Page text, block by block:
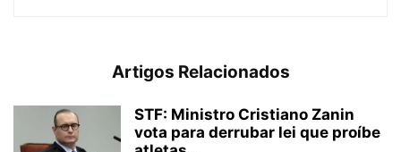
Artigos Relacionados
STF: Ministro Cristiano Zanin
vota para derrubar lei que proíbe